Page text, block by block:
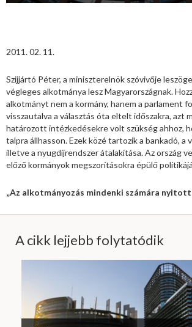
2011. 02. 11.
Szijjártó Péter, a miniszterelnök szóvivője
végleges alkotmánya lesz Magyarországnak.
alkotmányt nem a kormány, hanem a parlament
visszautalva a választás óta eltelt időszakra, azt
határozott intézkedésekre volt szükség ahhoz,
talpra állhasson. Ezek közé tartozik a bankadó, a
illetve a nyugdíjrendszer átalakítása. Az ország
előző kormányok megszorításokra épülő
„Az alkotmányozás mindenki számára nyitott
A cikk lejjebb folytatódik